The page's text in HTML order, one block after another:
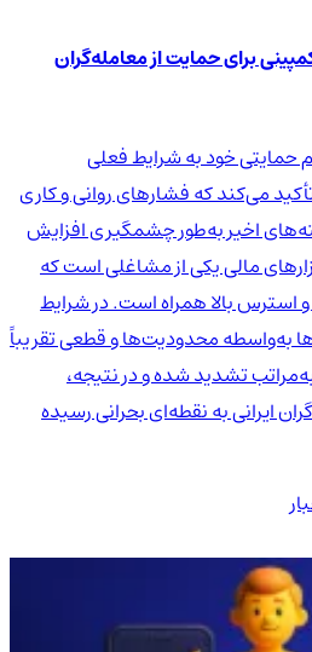
برای حمایت از معامله‌گران
حمایتی خود به شرایط فعلی
می‌کند که فشارهای روانی و کاری
اخیر به‌طور چشمگیری افزایش
مالی یکی از مشاغلی است که
استرس بالا همراه است. در شرایط
به‌واسطه محدودیت‌ها و قطعی تقریباً
تشدید شده و در نتیجه،
ایرانی به نقطه‌ای بحرانی رسیده